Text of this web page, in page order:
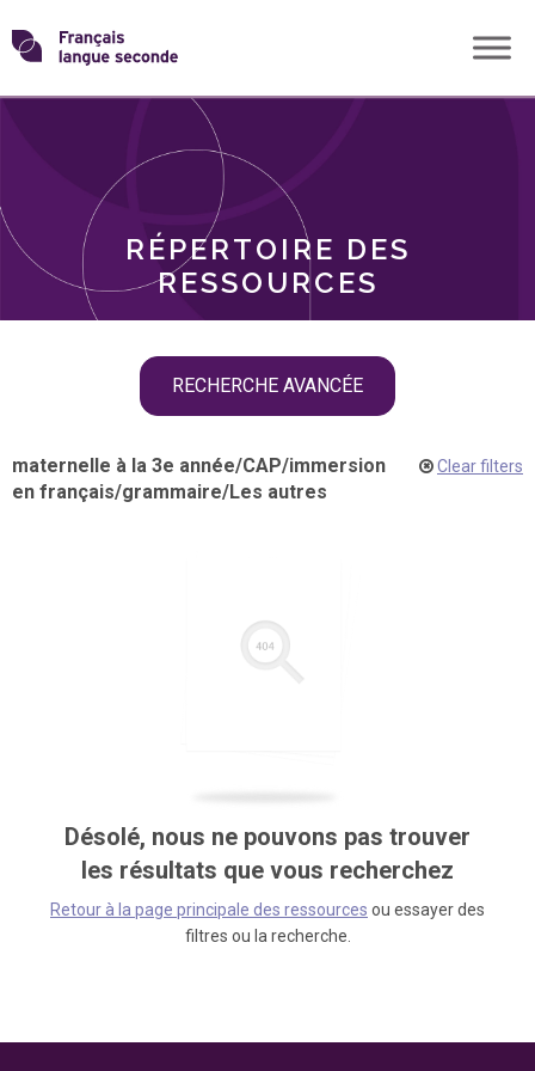
Skip
toTransformons
langue
RÉPERTOIRE DES
RESSOURCES
RECHERCHE AVANCÉE
THÈMES
maternelle à la 3e année/CAP/immersion
en français/grammaire/Les autres
Clear filters
Désolé, nous ne pouvons pas trouver
les résultats que vous recherchez
Retour à la page principale des ressources ou essayer des
filtres ou la recherche.